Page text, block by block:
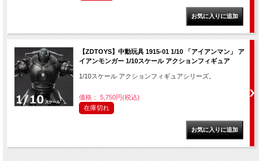
【ZDTOYS】中動玩具 1915-01 1/10 「アイアンマン」 ア
イアンモンガー 1/10スケール アクションフィギュア
1/10スケール アクションフィギュアシリーズ。
価格： 5,750円(税込)
在庫切れ